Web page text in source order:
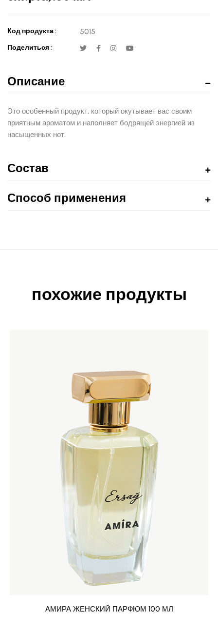
Код продукта : 5015
Поделиться :
Описание
Это особенный продукт, который окутывает вас своим
приятным ароматом и наполняет бодрящей энергией из
насыщенных нот.
Состав
Способ применения
похожие продукты
АМИРА ЖЕНСКИЙ ПАРФЮМ 100 МЛ